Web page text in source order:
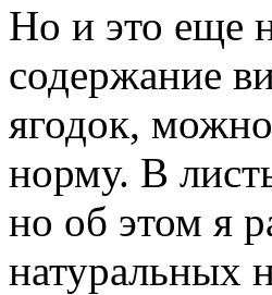
Но и это еще
содержание
ягодок,
норму. В
но об этом я
натуральных